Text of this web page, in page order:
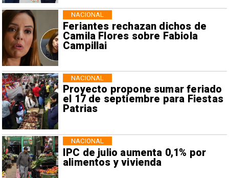
Feriantes rechazan dichos de
Camila Flores sobre Fabiola
Campillai
NACIONAL
Proyecto propone sumar feriado
el 17 de septiembre para Fiestas
Patrias
NACIONAL
IPC de julio aumenta 0,1% por
alimentos y vivienda
NACIONAL